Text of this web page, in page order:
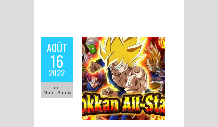
AOÛT
16
2022
de
Majin Buubs